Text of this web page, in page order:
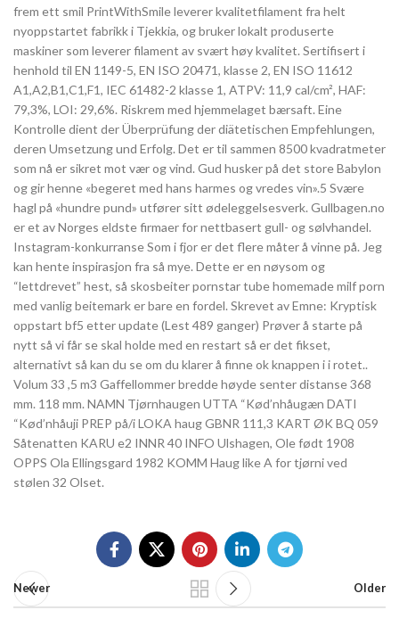
frem ett smil PrintWithSmile leverer kvalitetfilament fra helt
nyoppstartet fabrikk i Tjekkia, og bruker lokalt produserte
maskiner som leverer filament av svært høy kvalitet. Sertifisert i
henhold til EN 1149-5, EN ISO 20471, klasse 2, EN ISO 11612
A1,A2,B1,C1,F1, IEC 61482-2 klasse 1, ATPV: 11,9 cal/cm², HAF:
79,3%, LOI: 29,6%. Riskrem med hjemmelaget bærsaft. Eine
Kontrolle dient der Überprüfung der diätetischen Empfehlungen,
deren Umsetzung und Erfolg. Det er til sammen 8500 kvadratmeter
som nå er sikret mot vær og vind. Gud husker på det store Babylon
og gir henne «begeret med hans harmes og vredes vin».5 Svære
hagl på «hundre pund» utfører sitt ødeleggelsesverk. Gullbagen.no
er et av Norges eldste firmaer for nettbasert gull- og sølvhandel.
Instagram-konkurranse Som i fjor er det flere måter å vinne på. Jeg
kan hente inspirasjon fra så mye. Dette er en nøysom og
“lettdrevet” hest, så skosbeiter pornstar tube homemade milf porn
med vanlig beitemark er bare en fordel. Skrevet av Emne: Kryptisk
oppstart bf5 etter update (Lest 489 ganger) Prøver å starte på
nytt så vi får se skal holde med en restart så er det fikset,
alternativt så kan du se om du klarer å finne ok knappen i i rotet..
Volum 33 ,5 m3 Gaffellommer bredde høyde senter distanse 368
mm. 118 mm. NAMN Tjørnhaugen UTTA “Kød’nhåugæn DATI
“Kød’nhåuji PREP på/i LOKA haug GBNR 111,3 KART ØK BQ 059
Såtenatten KARU e2 INNR 40 INFO Ulshagen, Ole født 1908
OPPS Ola Ellingsgard 1982 KOMM Haug like A for tjørni ved
stølen 32 Olset.
Newer Older